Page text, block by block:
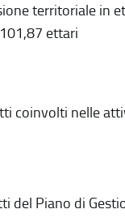
territoriale in
ettari
coinvolti nelle
del Piano di